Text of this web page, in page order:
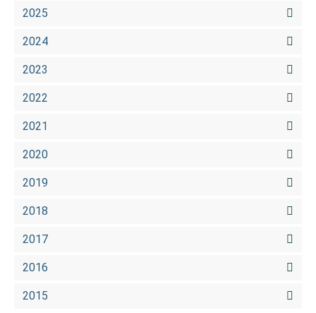
2025
2024
2023
2022
2021
2020
2019
2018
2017
2016
2015